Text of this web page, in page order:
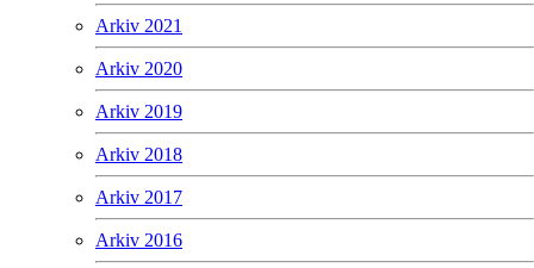
Arkiv 2021
Arkiv 2020
Arkiv 2019
Arkiv 2018
Arkiv 2017
Arkiv 2016